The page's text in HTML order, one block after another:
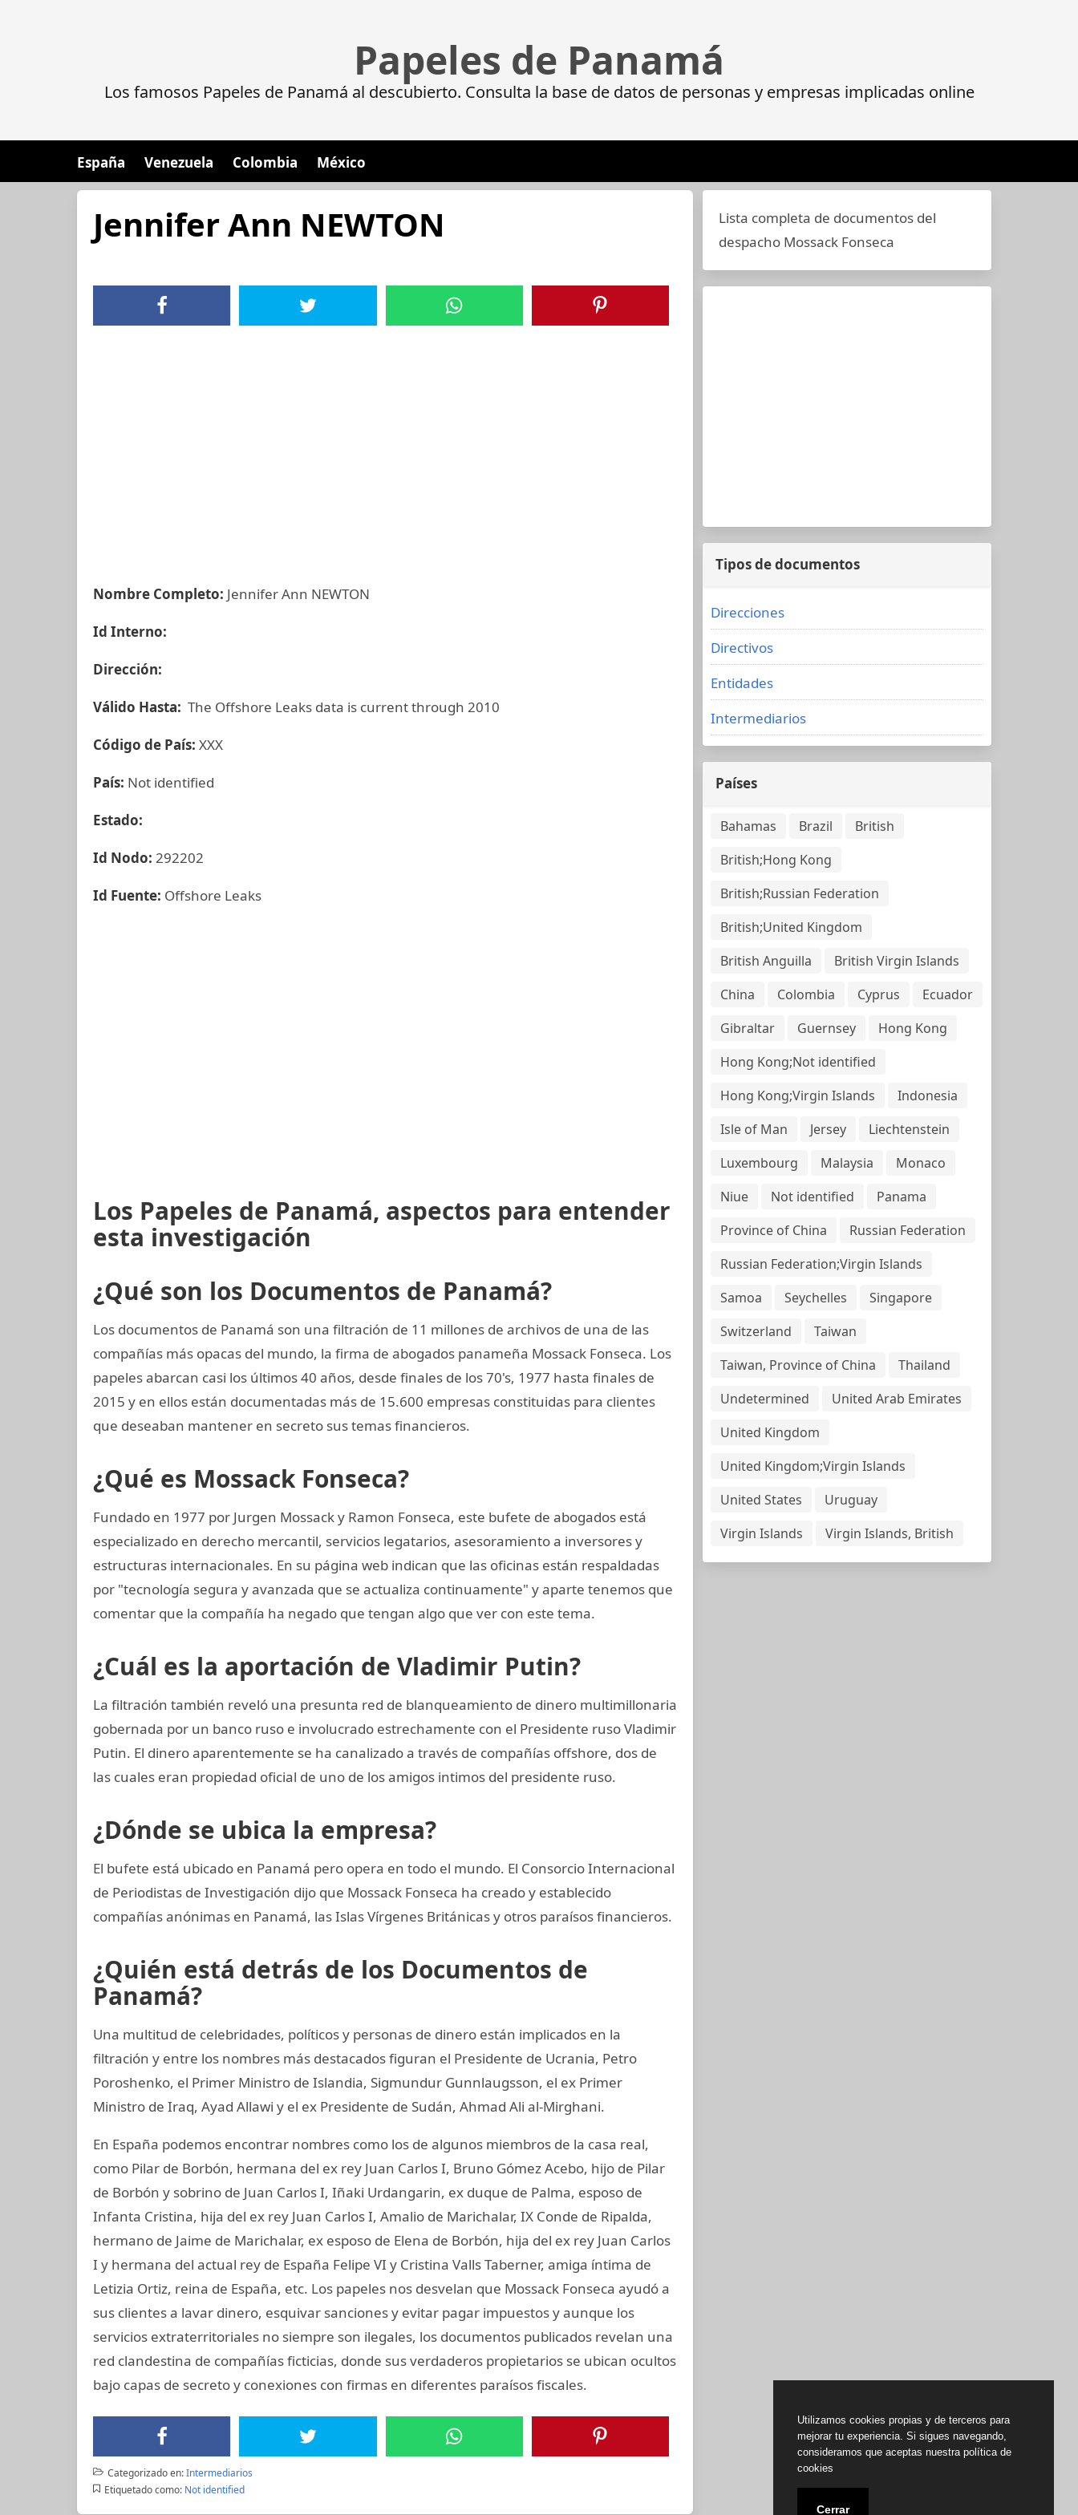
Papeles de Panamá
Los famosos Papeles de Panamá al descubierto. Consulta la base de datos de personas y empresas implicadas online
España Venezuela Colombia México
Jennifer Ann NEWTON
Nombre Completo: Jennifer Ann NEWTON
Id Interno:
Dirección:
Válido Hasta: The Offshore Leaks data is current through 2010
Código de País: XXX
País: Not identified
Estado:
Id Nodo: 292202
Id Fuente: Offshore Leaks
Los Papeles de Panamá, aspectos para entender
esta investigación
¿Qué son los Documentos de Panamá?
Los documentos de Panamá son una filtración de 11 millones de archivos de una de las
compañías más opacas del mundo, la firma de abogados panameña Mossack Fonseca. Los
papeles abarcan casi los últimos 40 años, desde finales de los 70's, 1977 hasta finales de
2015 y en ellos están documentadas más de 15.600 empresas constituidas para clientes
que deseaban mantener en secreto sus temas financieros.
¿Qué es Mossack Fonseca?
Fundado en 1977 por Jurgen Mossack y Ramon Fonseca, este bufete de abogados está
especializado en derecho mercantil, servicios legatarios, asesoramiento a inversores y
estructuras internacionales. En su página web indican que las oficinas están respaldadas
por "tecnología segura y avanzada que se actualiza continuamente" y aparte tenemos que
comentar que la compañía ha negado que tengan algo que ver con este tema.
¿Cuál es la aportación de Vladimir Putin?
La filtración también reveló una presunta red de blanqueamiento de dinero multimillonaria
gobernada por un banco ruso e involucrado estrechamente con el Presidente ruso Vladimir
Putin. El dinero aparentemente se ha canalizado a través de compañías offshore, dos de
las cuales eran propiedad oficial de uno de los amigos intimos del presidente ruso.
¿Dónde se ubica la empresa?
El bufete está ubicado en Panamá pero opera en todo el mundo. El Consorcio Internacional
de Periodistas de Investigación dijo que Mossack Fonseca ha creado y establecido
compañías anónimas en Panamá, las Islas Vírgenes Británicas y otros paraísos financieros.
¿Quién está detrás de los Documentos de
Panamá?
Una multitud de celebridades, políticos y personas de dinero están implicados en la
filtración y entre los nombres más destacados figuran el Presidente de Ucrania, Petro
Poroshenko, el Primer Ministro de Islandia, Sigmundur Gunnlaugsson, el ex Primer
Ministro de Iraq, Ayad Allawi y el ex Presidente de Sudán, Ahmad Ali al-Mirghani.
En España podemos encontrar nombres como los de algunos miembros de la casa real,
como Pilar de Borbón, hermana del ex rey Juan Carlos I, Bruno Gómez Acebo, hijo de Pilar
de Borbón y sobrino de Juan Carlos I, Iñaki Urdangarin, ex duque de Palma, esposo de
Infanta Cristina, hija del ex rey Juan Carlos I, Amalio de Marichalar, IX Conde de Ripalda,
hermano de Jaime de Marichalar, ex esposo de Elena de Borbón, hija del ex rey Juan Carlos
I y hermana del actual rey de España Felipe VI y Cristina Valls Taberner, amiga íntima de
Letizia Ortiz, reina de España, etc. Los papeles nos desvelan que Mossack Fonseca ayudó a
sus clientes a lavar dinero, esquivar sanciones y evitar pagar impuestos y aunque los
servicios extraterritoriales no siempre son ilegales, los documentos publicados revelan una
red clandestina de compañías ficticias, donde sus verdaderos propietarios se ubican ocultos
bajo capas de secreto y conexiones con firmas en diferentes paraísos fiscales.
Categorizado en:Intermediarios
Etiquetado como: Not identified
Lista completa de documentos del
despacho Mossack Fonseca
Tipos de documentos
Direcciones
Directivos
Entidades
Intermediarios
Países
Bahamas Brazil
British
British;Hong Kong
British;Russian Federation
British;United Kingdom
British Anguilla
British Virgin Islands
China
Colombia Cyprus
Ecuador
Gibraltar
Guernsey
Hong Kong
Hong Kong;Not identified
Hong Kong;Virgin Islands
Indonesia
Isle of Man
Jersey
Liechtenstein
Luxembourg
Malaysia
Monaco
Niue
Not identified
Panama
Province of China
Russian Federation
Russian Federation;Virgin Islands
Samoa
Seychelles
Singapore
Switzerland
Taiwan
Taiwan, Province of China
Thailand
Undetermined
United Arab Emirates
United Kingdom
United Kingdom;Virgin Islands
United States
Uruguay
Virgin Islands
Virgin Islands, British
Utilizamos cookies propias y de terceros para
mejorar tu experiencia. Si sigues navegando,
consideramos que aceptas nuestra política de
cookies
Cerrar